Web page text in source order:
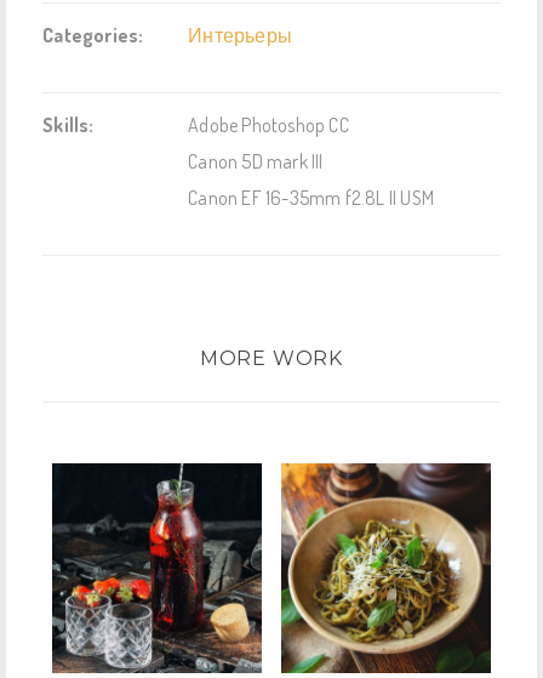
Categories: Интерьеры
Skills:
Adobe Photoshop CC
Canon 5D mark III
Canon EF 16-35mm f2.8L II USM
MORE WORK